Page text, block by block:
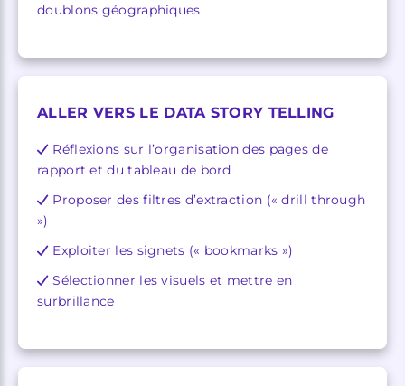
doublons géographiques
ALLER VERS LE DATA STORY TELLING
Réflexions sur l’organisation des pages de
rapport et du tableau de bord
Proposer des filtres d’extraction (« drill through
»)
Exploiter les signets (« bookmarks »)
Sélectionner les visuels et mettre en
surbrillance